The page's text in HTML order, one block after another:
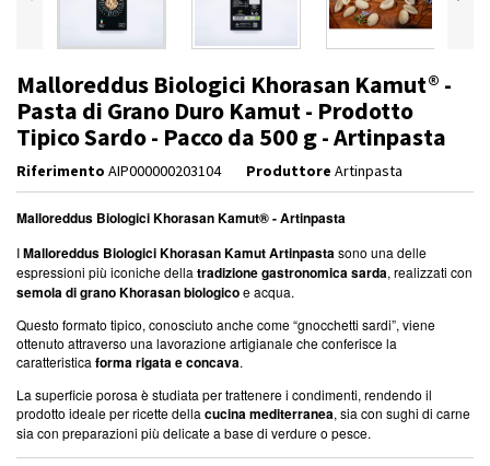
Malloreddus Biologici Khorasan Kamut® -
Pasta di Grano Duro Kamut - Prodotto
Tipico Sardo - Pacco da 500 g - Artinpasta
Riferimento AIP000000203104 Produttore Artinpasta
Malloreddus BiologiciKhorasan Kamut®- Artinpasta
IMalloreddus Biologici Khorasan Kamut Artinpastasono una delle
espressioni più iconiche della tradizione gastronomica sarda, realizzati con
semola di grano Khorasan biologicoe acqua.
Questo formato tipico, conosciuto anche come “gnocchetti sardi”, viene
ottenuto attraverso una lavorazione artigianale che conferisce la
caratteristica forma rigata e concava.
La superficie porosa è studiata per trattenere i condimenti, rendendo il
prodotto ideale per ricette della cucina mediterranea, sia con sughi di carne
sia con preparazioni più delicate a base di verdure o pesce.